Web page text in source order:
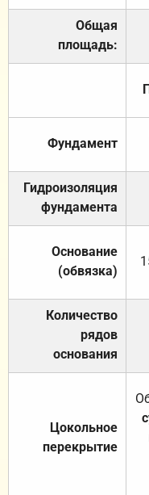
Общая
площадь:
Фундамент
Гидроизоляция
фундамента
Основание
(обвязка)
Количество
рядов
основания
Цокольное
перекрытие